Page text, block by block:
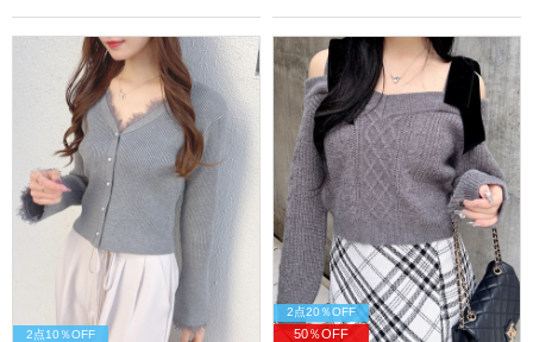
2点10％OFF
2点20％OFF
50％OFF